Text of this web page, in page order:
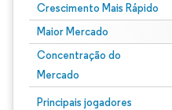
Crescimento Mais Rápido
Maior Mercado
Concentração do
Mercado
Principais jogadores
Imagem © Mordor Intelligence. O